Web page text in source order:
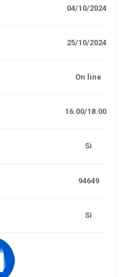
04/10/2024
25/10/2024
On line
16.00/18.00
Si
94649
Si